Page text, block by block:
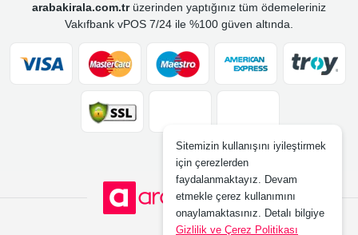
arabakirala.com.trüzerinden yaptığınız tüm ödemeleriniz
Vakıfbank vPOS 7/24 ile %100 güven altında.
Sitemizin kullanışını iyileştirmek
için çerezlerden
faydalanmaktayız. Devam
etmekle çerez kullanımını
onaylamaktasınız. Detalı bilgiye
Gizlilik ve Çerez Politikası